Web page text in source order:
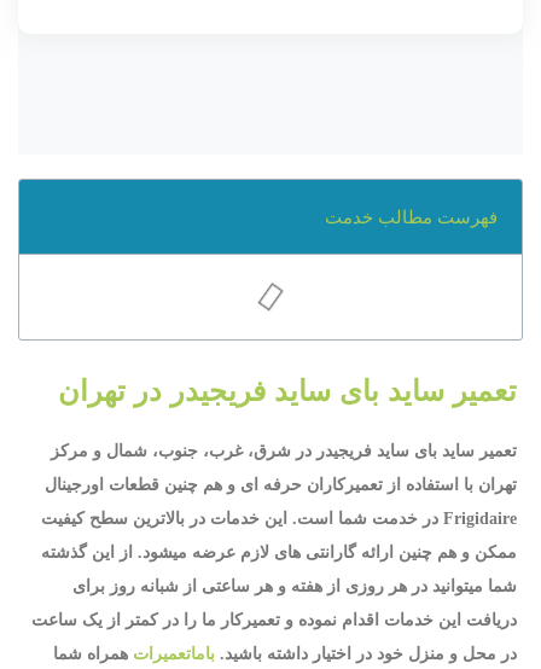
تعمیر ساید بای ساید فریجیدر در تهران
تعمیر ساید بای ساید فریجیدر در شرق، غرب، جنوب، شمال و مرکز
تهران با استفاده از تعمیرکاران حرفه ای و هم چنین قطعات اورجینال
Frigidaire در خدمت شما است. این خدمات در بالاترین سطح کیفیت
ممکن و هم چنین ارائه گارانتی های لازم عرضه میشود. از این گذشته
شما میتوانید در هر روزی از هفته و هر ساعتی از شبانه روز برای
دریافت این خدمات اقدام نموده و تعمیرکار ما را در کمتر از یک ساعت
در محل و منزل خود در اختیار داشته باشید. باماتعمیرات همراه شما
فهرست مطالب خدمت